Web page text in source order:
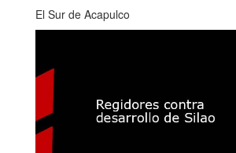
El Sur de Acapulco